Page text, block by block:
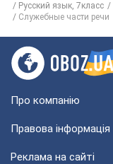
Русский язык, 7класс
Служебные части речи
Про компанію
Правова інформація
Реклама на сайті